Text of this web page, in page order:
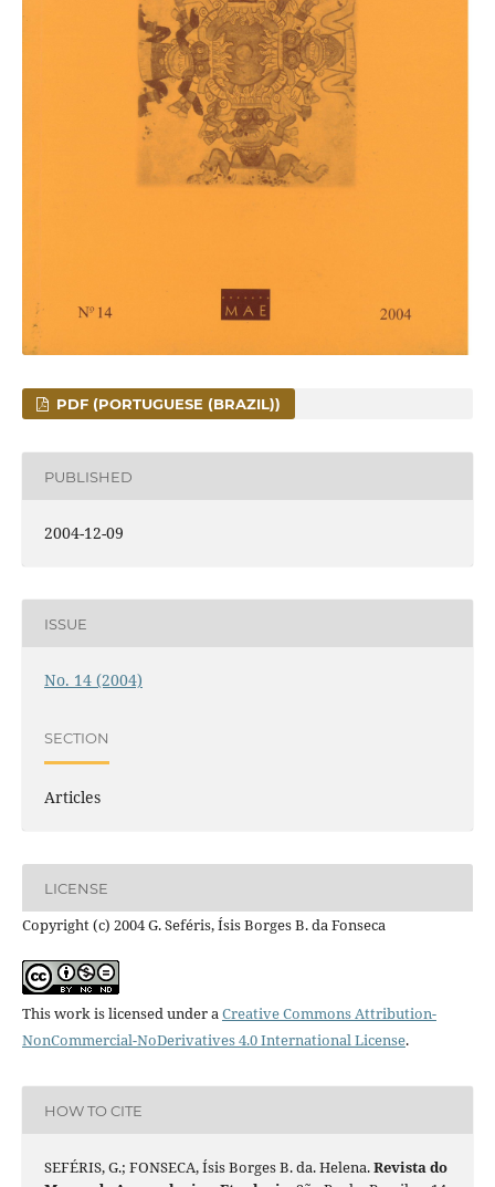
PDF (PORTUGUESE (BRAZIL))
PUBLISHED
2004-12-09
ISSUE
No. 14 (2004)
SECTION
Articles
LICENSE
Copyright (c) 2004 G. Seféris, Ísis Borges B. da Fonseca
This work is licensed under aCreative Commons Attribution-
NonCommercial-NoDerivatives 4.0 International License.
HOW TO CITE
SEFÉRIS, G.; FONSECA, Ísis Borges B. da. Helena.Revista do